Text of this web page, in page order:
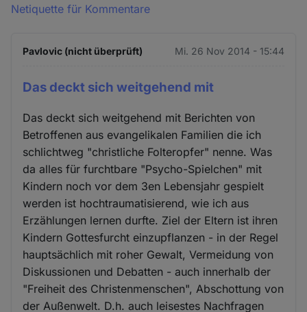
Netiquette für Kommentare
Pavlovic (nicht überprüft) Mi. 26 Nov 2014 - 15:44
Das deckt sich weitgehend mit
Das deckt sich weitgehend mit Berichten von
Betroffenen aus evangelikalen Familien die ich
schlichtweg "christliche Folteropfer" nenne. Was
da alles für furchtbare "Psycho-Spielchen" mit
Kindern noch vor dem 3en Lebensjahr gespielt
werden ist hochtraumatisierend, wie ich aus
Erzählungen lernen durfte. Ziel der Eltern ist ihren
Kindern Gottesfurcht einzupflanzen - in der Regel
hauptsächlich mit roher Gewalt, Vermeidung von
Diskussionen und Debatten - auch innerhalb der
"Freiheit des Christenmenschen", Abschottung von
der Außenwelt. D.h. auch leisestes Nachfragen